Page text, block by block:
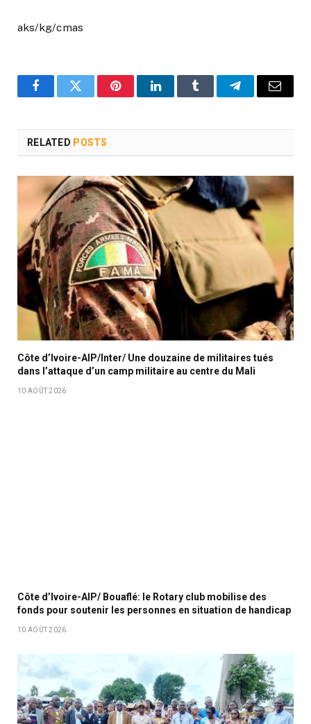
aks/kg/cmas
FacebookTwitter PinterestLinkedInTumblr TelegramEmail
RELATED POSTS
Côte d’Ivoire-AIP/Inter/ Une douzaine de militaires tués
dans l’attaque d’un camp militaire au centre du Mali
10 AOÛT 2026
Côte d’Ivoire-AIP/ Bouaflé: le Rotary club mobilise des
fonds pour soutenir les personnes en situation de handicap
10 AOÛT 2026